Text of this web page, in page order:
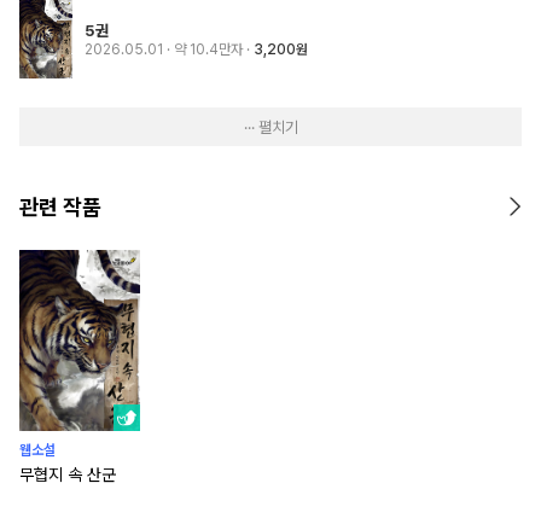
5권
2026.05.01 · 약 10.4만자 3,200원
··· 펼치기
관련 작품
웹소설
무협지 속 산군